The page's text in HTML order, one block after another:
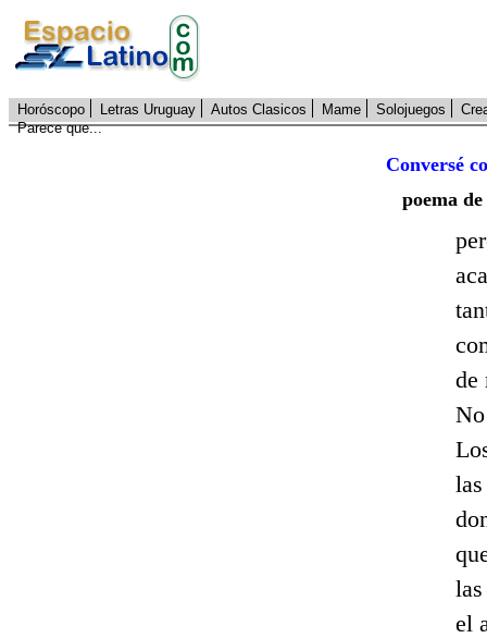
Horóscopo Letras Uruguay Autos Clasicos Mame Solojuegos
Parece que...
Conversé
poema
de
el